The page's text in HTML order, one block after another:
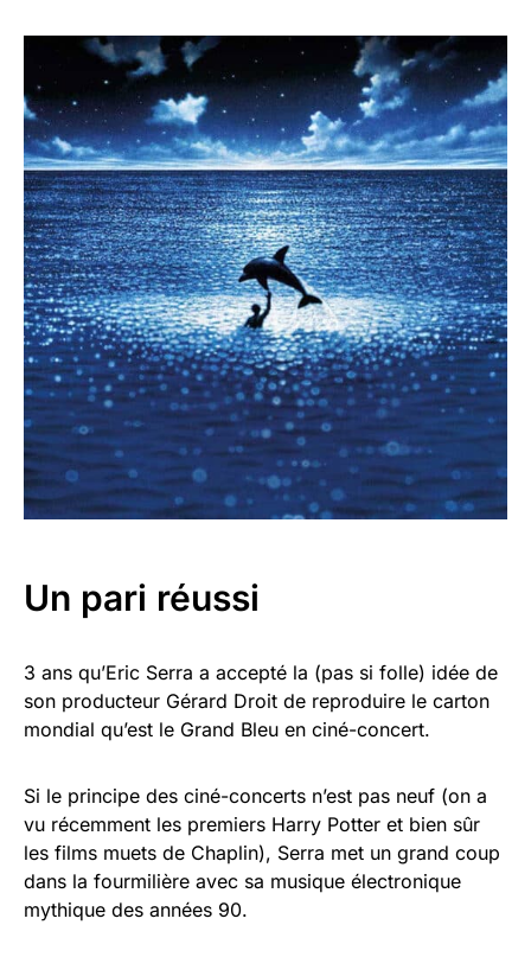
Un pari réussi
3 ans qu’Eric Serra a accepté la (pas si folle) idée de
son producteur Gérard Droit de reproduire le carton
mondial qu’est le Grand Bleu en ciné-concert.
Si le principe des ciné-concerts n’est pas neuf (on a
vu récemment les premiers Harry Potter et bien sûr
les films muets de Chaplin), Serra met un grand coup
dans la fourmilière avec sa musique électronique
mythique des années 90.